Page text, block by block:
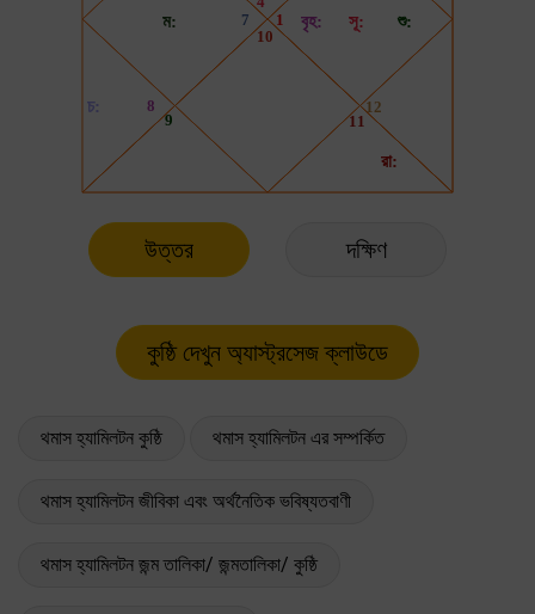
উত্তর দক্ষিণ
থমাস হ্যামিলটন কুষ্ঠি থমাস হ্যামিলটন এর সম্পর্কিত
থমাস হ্যামিলটন জীবিকা এবং অর্থনৈতিক ভবিষ্যতবাণী
থমাস হ্যামিলটন জন্ম তালিকা/ জন্মতালিকা/ কুষ্ঠি